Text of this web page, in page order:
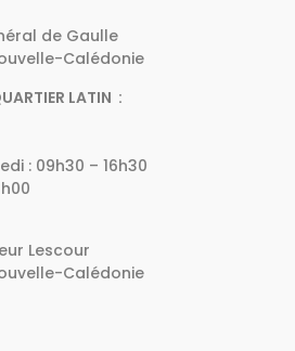
de Gaulle
Calédonie
LATIN :
: 09h30 – 16h30
Lescour
Calédonie